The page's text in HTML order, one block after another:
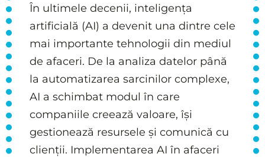
În ultimele decenii, inteligența
artificială (AI) a devenit una dintre cele
mai importante tehnologii din mediul
de afaceri. De la analiza datelor până
la automatizarea sarcinilor complexe,
AI a schimbat modul în care
companiile creează valoare, își
gestionează resursele și comunică cu
clienții. Implementarea AI în afaceri